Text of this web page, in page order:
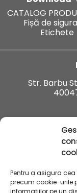
Pentru a asigura
precum cookie-urile
informațiilor pe un
CATALOG
Fișă de
Etichete
Str. Barbu
E-